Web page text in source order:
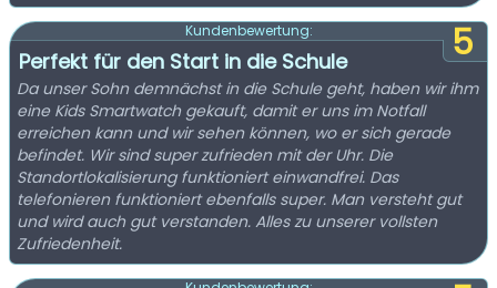
5
Kundenbewertung:
Perfekt für den Start in die Schule
Da unser Sohn demnächst in die Schule geht, haben wir ihm
eine Kids Smartwatch gekauft, damit er uns im Notfall
erreichen kann und wir sehen können, wo er sich gerade
befindet. Wir sind super zufrieden mit der Uhr. Die
Standortlokalisierung funktioniert einwandfrei. Das
telefonieren funktioniert ebenfalls super. Man versteht gut
und wird auch gut verstanden. Alles zu unserer vollsten
Zufriedenheit.